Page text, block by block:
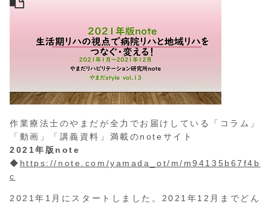
作業療法士のやまだが全力でお届けしている「コラム」
「動画」「講義資料」満載のnoteサイト
2021年版note
◆ https://note.com/yamada_ot/m/m94135b67f4b
c
2021年1月にスタートしました。2021年12月までどん